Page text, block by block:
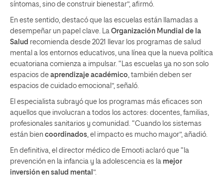
síntomas, sino de construir bienestar”, afirmó.
En este sentido, destacó que las escuelas están llamadas a
desempeñar un papel clave. La Organización Mundial de la
Salud recomienda desde 2021 llevar los programas de salud
mental a los entornos educativos, una línea que la nueva política
ecuatoriana comienza a impulsar. “Las escuelas ya no son solo
espacios de aprendizaje académico , también deben ser
espacios de cuidado emocional”, señaló.
El especialista subrayó que los programas más eficaces son
aquellos que involucran a todos los actores: docentes, familias,
profesionales sanitarios y comunidad. “Cuando los sistemas
están bien coordinados , el impacto es mucho mayor”, añadió.
En definitiva, el director médico de Emooti aclaró que “la
prevención en la infancia y la adolescencia es la mejor
inversión en salud mental ”.